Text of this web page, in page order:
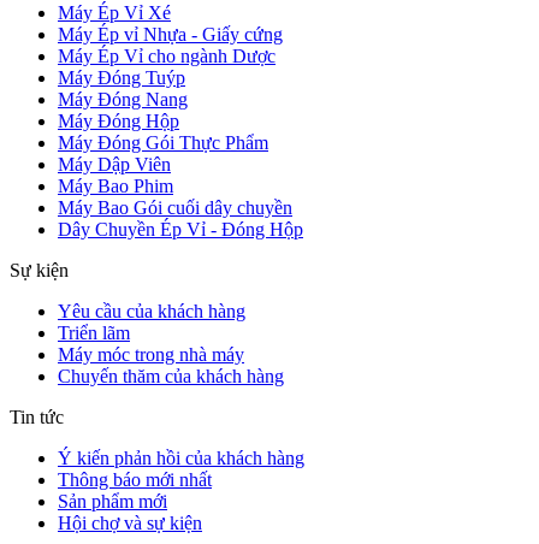
Máy Ép Vỉ Xé
Máy Ép vỉ Nhựa - Giấy cứng
Máy Ép Vỉ cho ngành Dược
Máy Đóng Tuýp
Máy Đóng Nang
Máy Đóng Hộp
Máy Đóng Gói Thực Phẩm
Máy Dập Viên
Máy Bao Phim
Máy Bao Gói cuối dây chuyền
Dây Chuyền Ép Vỉ - Đóng Hộp
Sự kiện
Yêu cầu của khách hàng
Triển lãm
Máy móc trong nhà máy
Chuyến thăm của khách hàng
Tin tức
Ý kiến phản hồi của khách hàng
Thông báo mới nhất
Sản phẩm mới
Hội chợ và sự kiện